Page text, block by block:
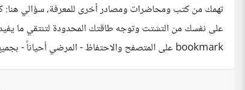
تهمك من كتب ومحاضرات ومصادر أخرى للمعرفة، سؤالي هنا:
على نفسك من التشتت وتوجه طاقتك المحدودة لتنتقي ما
bookmark على المتصفح والاحتفاظ - المرضي أحياناً - بجميع ما تعتقد أنه يهمك مما يزيد في تراكم الروابط لديك ويخلط الهام بغيره ؟